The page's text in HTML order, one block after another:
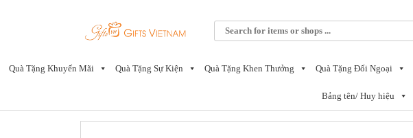
Tìm
kiếm:
Quà Tặng Khuyến Mãi Quà Tặng Sự Kiện Quà Tặng Khen Thưởng Quà Tặng Đối Ngoại
Bảng tên/ Huy hiệu